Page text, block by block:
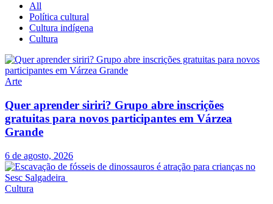
All
Política cultural
Cultura indígena
Cultura
Arte
Quer aprender siriri? Grupo abre inscrições
gratuitas para novos participantes em Várzea
Grande
6 de agosto, 2026
Cultura